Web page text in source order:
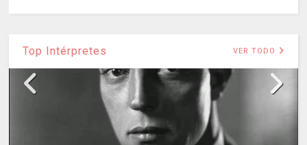
Top Intérpretes VER TODO